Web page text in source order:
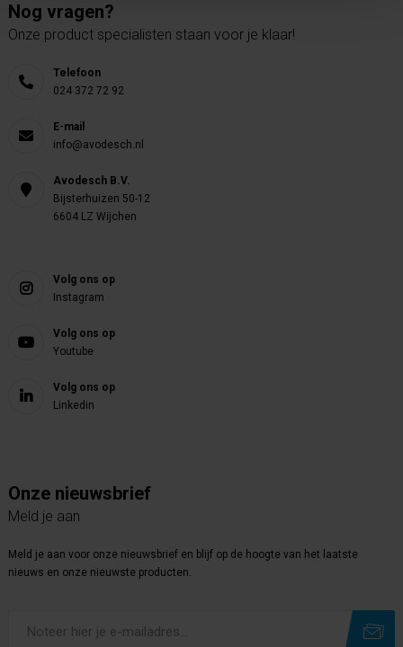
Nog vragen?
Onze product specialisten staan voor je klaar!
Telefoon
024 372 72 92
E-mail
info@avodesch.nl
Avodesch B.V.
Bijsterhuizen 50-12
6604 LZ Wijchen
Volg ons op
Instagram
Volg ons op
Youtube
Volg ons op
Linkedin
Onze nieuwsbrief
Meld je aan
Meld je aan voor onze nieuwsbrief en blijf op de hoogte van het laatste
nieuws en onze nieuwste producten.